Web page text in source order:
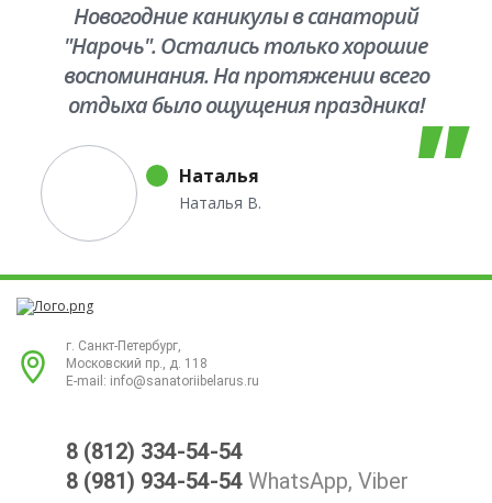
Новогодние каникулы в санаторий
"Нарочь". Остались только хорошие
воспоминания. На протяжении всего
отдыха было ощущения праздника!
Порадовал вежливый
персонал,теплый бассейн, хорошая
кухня. Территория чистая, отличная
трансфер до санатория, доехали с
комфортом.Спасибо сотрудникам
туристического агентства "Версо"
за приятные эмоции и хорошее
Наталья
Наталья В.
г. Санкт-Петербург,
Московский пр., д. 118
E-mail: info@sanatoriibelarus.ru
8 (812) 334-54-54
8 (981) 934-54-54WhatsApp, Viber